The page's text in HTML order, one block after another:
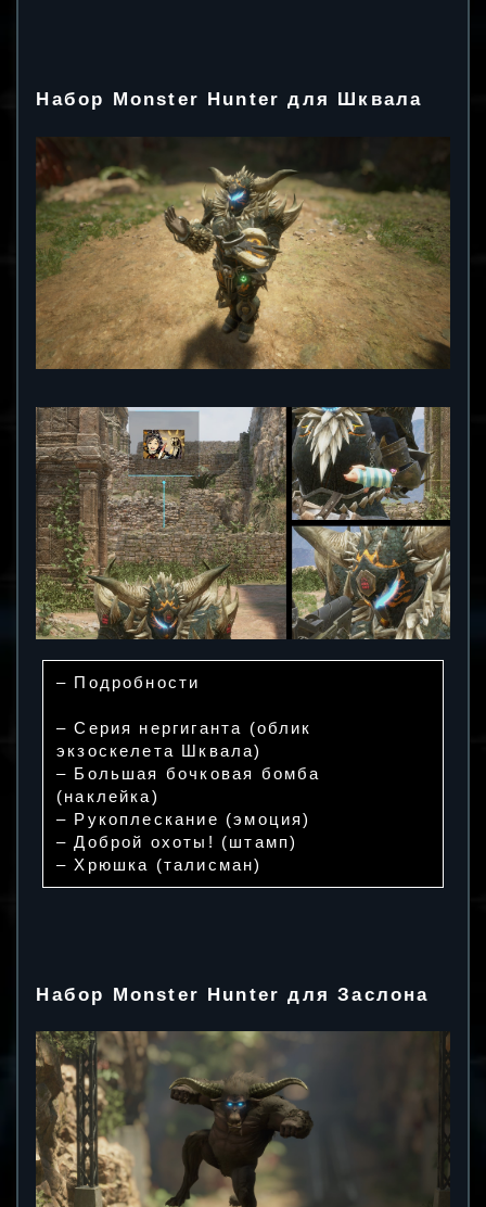
Набор Monster Hunter для Шквала
– Подробности
– Серия нергиганта (облик
экзоскелета Шквала)
– Большая бочковая бомба
(наклейка)
– Рукоплескание (эмоция)
– Доброй охоты! (штамп)
– Хрюшка (талисман)
Набор Monster Hunter для Заслона